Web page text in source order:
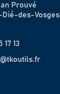
Prouvé
Dié-des-Vosges
17 13